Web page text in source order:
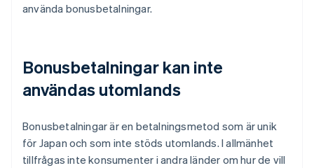
använda bonusbetalningar.
Bonusbetalningar kan inte
användas utomlands
Bonusbetalningar är en betalningsmetod som är unik
för Japan och som inte stöds utomlands. I allmänhet
tillfrågas inte konsumenter i andra länder om hur de vill